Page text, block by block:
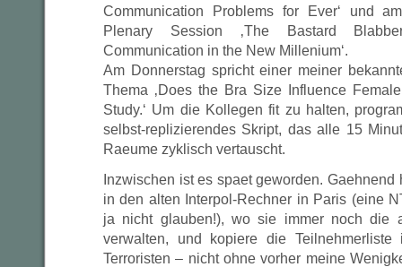
Communication Problems for Ever‘ und
Plenary Session ‚The Bastard
Communication in the New Millenium‘.
Am Donnerstag spricht einer meiner
Thema ‚Does the Bra Size Influence
Study.‘ Um die Kollegen fit zu halten,
selbst-replizierendes Skript, das alle 15
Raeume zyklisch vertauscht.
Inzwischen ist es spaet geworden.
in den alten Interpol-Rechner in Paris (eine
ja nicht glauben!), wo sie immer noch die
verwalten, und kopiere die
Terroristen – nicht ohne vorher meine